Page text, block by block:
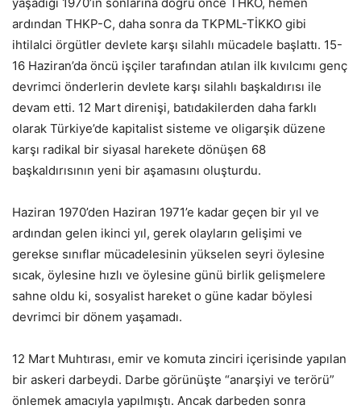
ardından THKP-C, daha sonra da TKPML-TİKKO gibi
ihtilalci örgütler devlete karşı silahlı mücadele başlattı. 15-
16 Haziran’da öncü işçiler tarafından atılan ilk kıvılcımı genç
devrimci önderlerin devlete karşı silahlı başkaldırısı ile
devam etti. 12 Mart direnişi, batıdakilerden daha farklı
olarak Türkiye’de kapitalist sisteme ve oligarşik düzene
karşı radikal bir siyasal harekete dönüşen 68
başkaldırısının yeni bir aşamasını oluşturdu.
Haziran 1970’den Haziran 1971’e kadar geçen bir yıl ve
ardından gelen ikinci yıl, gerek olayların gelişimi ve
gerekse sınıflar mücadelesinin yükselen seyri öylesine
sıcak, öylesine hızlı ve öylesine günü birlik gelişmelere
sahne oldu ki, sosyalist hareket o güne kadar böylesi
devrimci bir dönem yaşamadı.
12 Mart Muhtırası, emir ve komuta zinciri içerisinde yapılan
bir askeri darbeydi. Darbe görünüşte “anarşiyi ve terörü”
önlemek amacıyla yapılmıştı. Ancak darbeden sonra